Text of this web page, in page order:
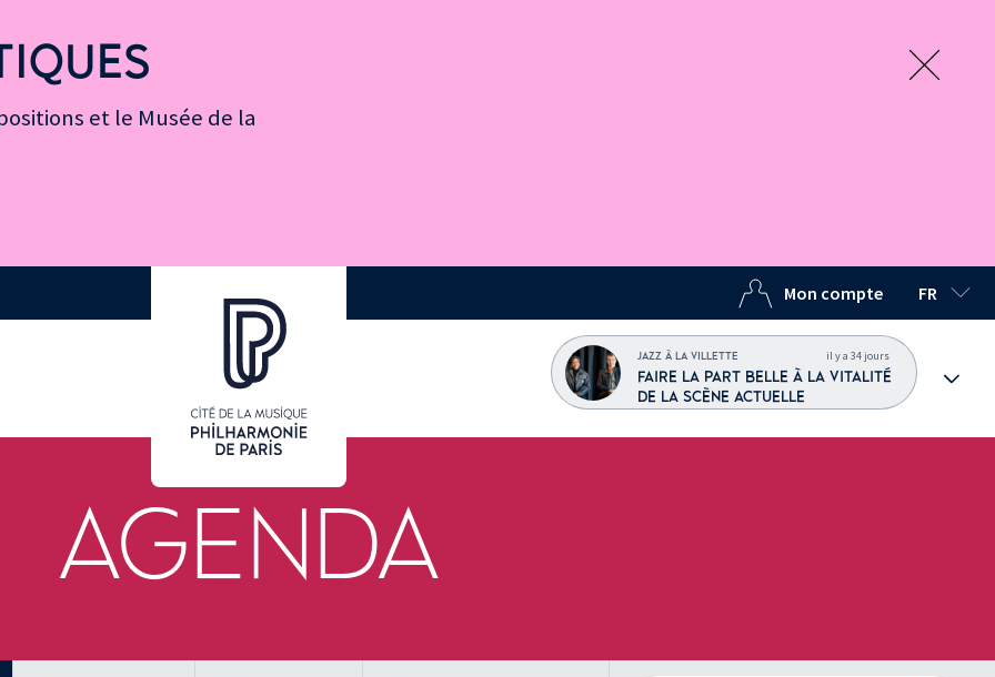
et le Musée de la
Mon compte FR
LANGUE
JAZZ À LA VILLETTE il y a 34 jours
FAIRE LA PART BELLE À LA VITALITÉ
DE LA SCÈNE ACTUELLE
AGENDA